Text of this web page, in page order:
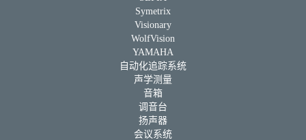
Symetrix
Visionary
WolfVision
YAMAHA
自动化追踪系统
声学测量
音箱
调音台
扬声器
会议系统